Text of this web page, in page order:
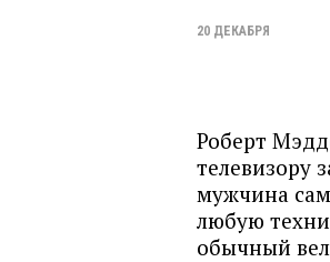
20 ДЕКАБРЯ
Роберт
телевизору
мужчина
любую
обычный